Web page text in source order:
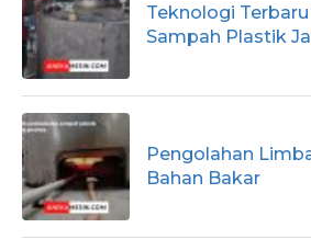
Teknologi
Sampah Plastik
Pengolahan
Bahan Bakar